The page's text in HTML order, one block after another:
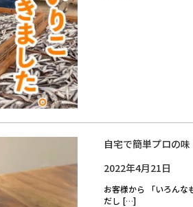
自宅で簡単プロの味
2022年4月21日
お客様から 「いろんな
だし […]